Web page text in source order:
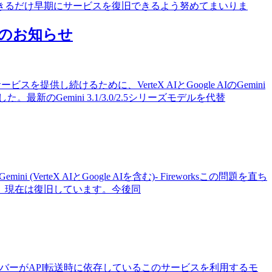
だけ早期にサービスを復旧できるよう努めてまいりま
お知らせ
スを提供し続けるために、VerteX AIとGoogle AIのGemini
。最新のGemini 3.1/3.0/2.5シリーズモデルを代替
(VerteX AIとGoogle AIを含む)- Fireworksこの問題を直ち
在は復旧しています。今後同
ーがAPI転送時に依存しているこのサービスを利用するモ